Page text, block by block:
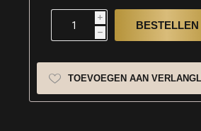
i
h
TOEVOEGEN AAN